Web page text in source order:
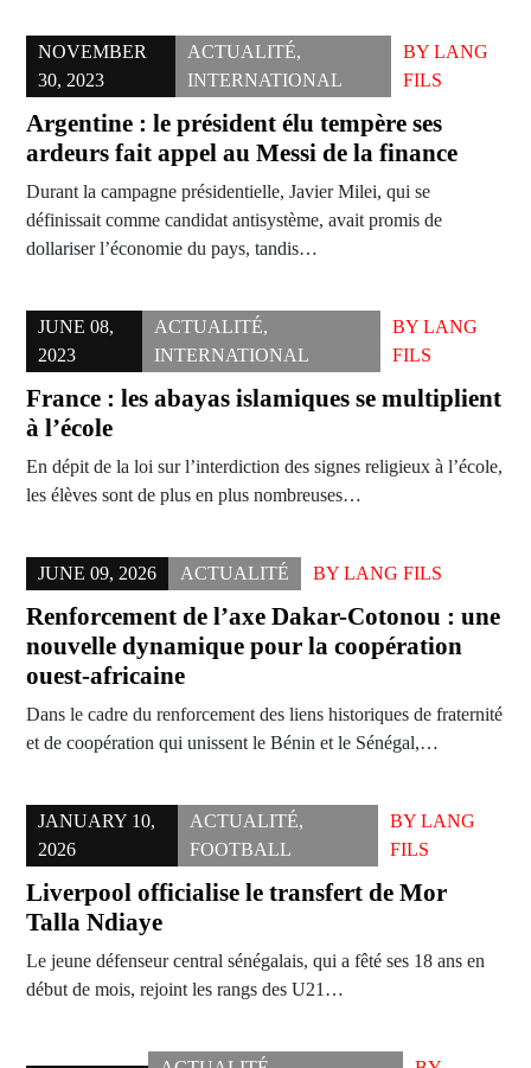
NOVEMBER
30, 2023
ACTUALITÉ,
INTERNATIONAL
BY LANG
FILS
Argentine : le président élu tempère ses
ardeurs fait appel au Messi de la finance
Durant la campagne présidentielle, Javier Milei, qui se
définissait comme candidat antisystème, avait promis de
dollariser l’économie du pays, tandis…
JUNE 08,
2023
ACTUALITÉ,
INTERNATIONAL
BY LANG
FILS
France : les abayas islamiques se multiplient
à l’école
En dépit de la loi sur l’interdiction des signes religieux à l’école,
les élèves sont de plus en plus nombreuses…
JUNE 09, 2026 ACTUALITÉ BY LANG FILS
Renforcement de l’axe Dakar-Cotonou : une
nouvelle dynamique pour la coopération
ouest-africaine
Dans le cadre du renforcement des liens historiques de fraternité
et de coopération qui unissent le Bénin et le Sénégal,…
JANUARY 10,
2026
ACTUALITÉ,
FOOTBALL
BY LANG
FILS
Liverpool officialise le transfert de Mor
Talla Ndiaye
Le jeune défenseur central sénégalais, qui a fêté ses 18 ans en
début de mois, rejoint les rangs des U21…